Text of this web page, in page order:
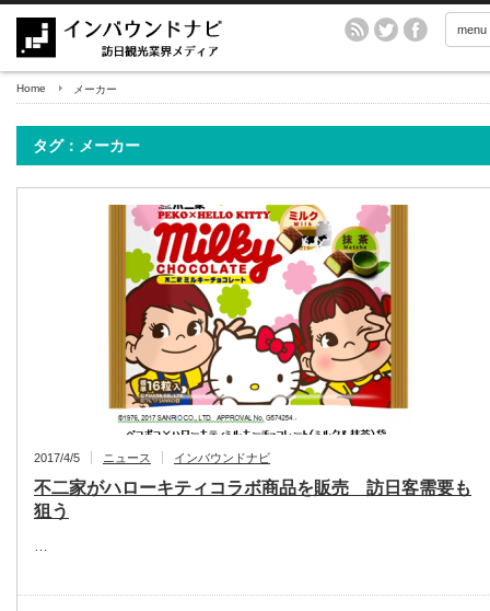
menu
Home メーカー
タグ：メーカー
2017/4/5 ニュース インバウンドナビ
不二家がハローキティコラボ商品を販売 訪日客需要も
狙う